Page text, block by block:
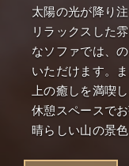
太陽の光が降り
リラックスした
なソファでは、
いただけます。
上の癒しを満喫
休憩スペースで
晴らしい山の景